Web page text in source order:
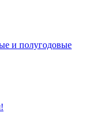
и полугодовые